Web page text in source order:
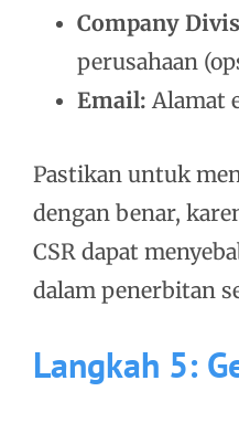
Company
perusahaan
Email: Alamat
Pastikan untuk
dengan benar,
CSR dapat
dalam penerbitan
Langkah 5: